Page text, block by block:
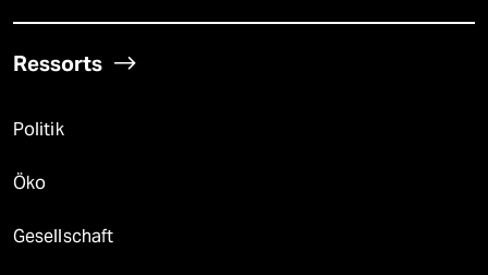
Ressorts
Politik
Öko
Gesellschaft